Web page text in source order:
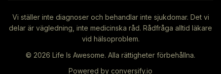
Vi ställer inte diagnoser och behandlar inte sjukdomar. Det vi
delar är vägledning, inte medicinska råd. Rådfråga alltid läkare
vid hälsoproblem.
© 2026 Life Is Awesome. Alla rättigheter förbehållna.
Powered by conversify.io